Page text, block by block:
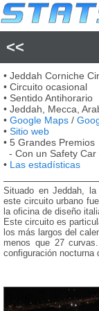
<<
• Jeddah Corniche
• Circuito ocasional
• Sentido Antihorario
• Jeddah, Mecca,
• Google Maps /
• Sitio web
• 5 Grandes Premios
- Con un Safety
• Las estadísticas
Situado en Jeddah,
este circuito urbano
la oficina de diseño
Este circuito es
los más largos del
menos que 27
configuración nocturna